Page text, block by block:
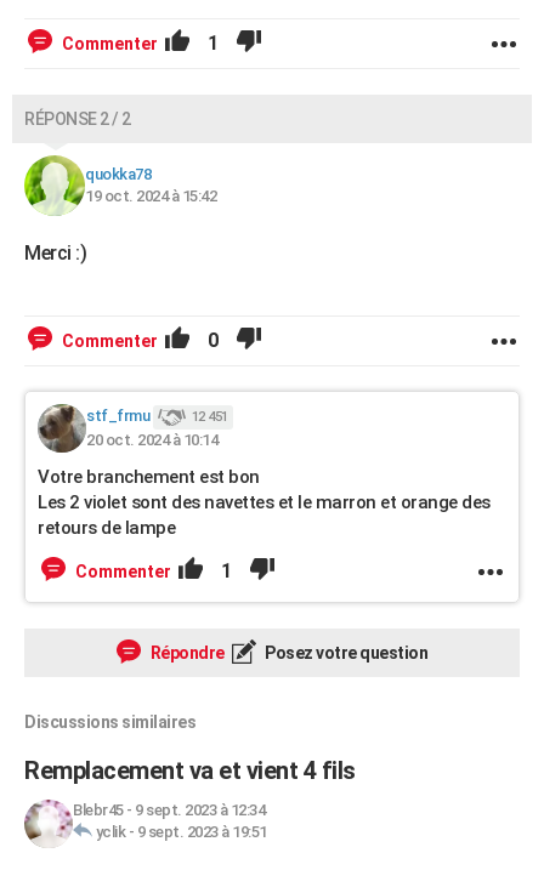
Commenter 1
RÉPONSE 2 / 2
quokka78
19 oct. 2024 à 15:42
Merci :)
Commenter 0
stf_frmu 12 451
20 oct. 2024 à 10:14
Votre branchement est bon
Les 2 violet sont des navettes et le marron et orange des
retours de lampe
Commenter 1
Répondre Posez votre question
Discussions similaires
Remplacement va et vient 4 fils
Blebr45- 9 sept. 2023 à 12:34
yclik- 9 sept. 2023 à 19:51